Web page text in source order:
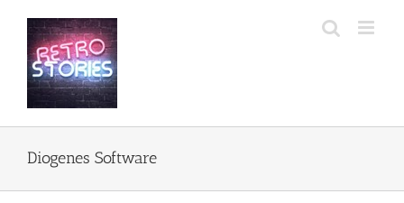
zawartości
Diogenes Software